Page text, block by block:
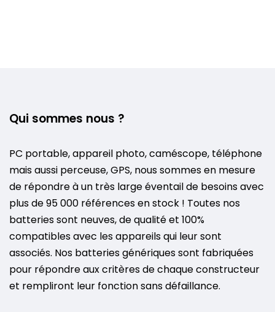
Qui sommes nous ?
PC portable, appareil photo, caméscope, téléphone
mais aussi perceuse, GPS, nous sommes en mesure
de répondre à un très large éventail de besoins avec
plus de 95 000 références en stock ! Toutes nos
batteries sont neuves, de qualité et 100%
compatibles avec les appareils qui leur sont
associés. Nos batteries génériques sont fabriquées
pour répondre aux critères de chaque constructeur
et rempliront leur fonction sans défaillance.